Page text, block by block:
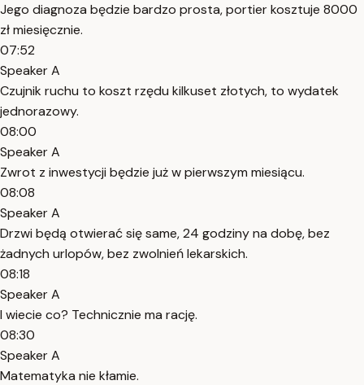
Jego diagnoza będzie bardzo prosta, portier kosztuje 8000
zł miesięcznie.
07:52
Speaker A
Czujnik ruchu to koszt rzędu kilkuset złotych, to wydatek
jednorazowy.
08:00
Speaker A
Zwrot z inwestycji będzie już w pierwszym miesiącu.
08:08
Speaker A
Drzwi będą otwierać się same, 24 godziny na dobę, bez
żadnych urlopów, bez zwolnień lekarskich.
08:18
Speaker A
I wiecie co? Technicznie ma rację.
08:30
Speaker A
Matematyka nie kłamie.